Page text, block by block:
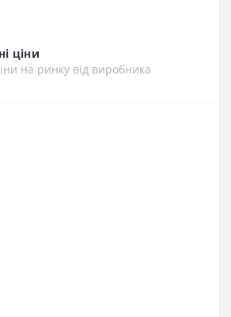
ціни
на ринку від виробника